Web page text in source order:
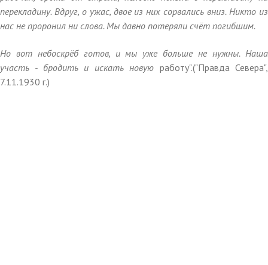
перекладину. Вдруг, о ужас, двое из них сорвались вниз. Никто из
нас не проронил ни слова. Мы давно потеряли счёт погибшим.
Но вот небоскрёб готов, и мы уже больше не нужны. Наша
участь - бродить и искать новую работу".("Правда Севера",
7.11.1930 г.)